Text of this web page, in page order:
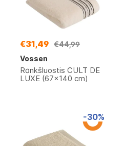
€31,49 €44,99
Vossen
Rankšluostis CULT DE
LUXE (67x140 cm)
-30%